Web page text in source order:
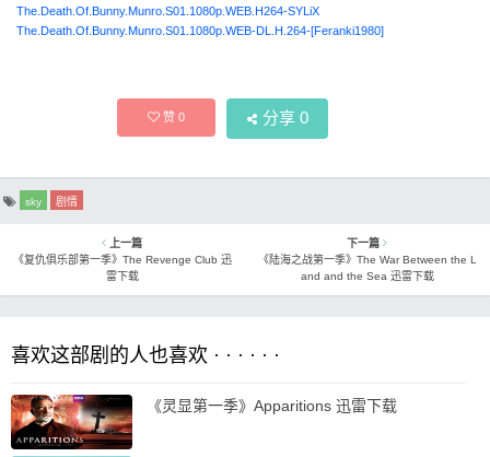
The.Death.Of.Bunny.Munro.S01.1080p.WEB.H264-SYLiX
The.Death.Of.Bunny.Munro.S01.1080p.WEB-DL.H.264-[Feranki1980]
赞0 分享 0
sky 剧情
上一篇
《复仇俱乐部第一季》The Revenge Club 迅
雷下载
下一篇
《陆海之战第一季》The War Between the L
and and the Sea 迅雷下载
喜欢这部剧的人也喜欢 · · · · · ·
《灵显第一季》Apparitions 迅雷下载